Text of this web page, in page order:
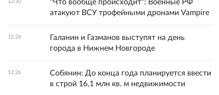
12:30
"Что вообще происходит": Военные РФ
атакуют ВСУ трофейными дронами Vampire
12:26
Галанин и Газманов выступят на день
города в Нижнем Новгороде
12:26
Собянин: До конца года планируется ввести
в строй 16,1 млн кв. м недвижимости